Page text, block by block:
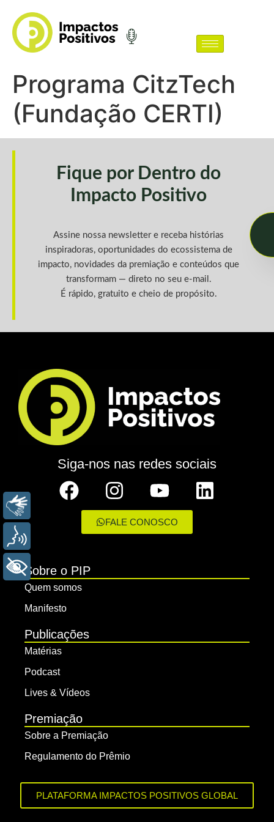
Programa CitzTech
(Fundação CERTI)
Fique por Dentro do
Impacto Positivo
Assine nossa newsletter e receba histórias
inspiradoras, oportunidades do ecossistema de
impacto, novidades da premiação e conteúdos que
transformam — direto no seu e-mail.
É rápido, gratuito e cheio de propósito.
Siga-nos nas redes sociais
FALE CONOSCO
Sobre o PIP
Quem somos
Manifesto
Publicações
Matérias
Podcast
Lives & Vídeos
Premiação
Sobre a Premiação
Regulamento do Prêmio
PLATAFORMA IMPACTOS POSITIVOS GLOBAL
+ ACESSIBILIDADE